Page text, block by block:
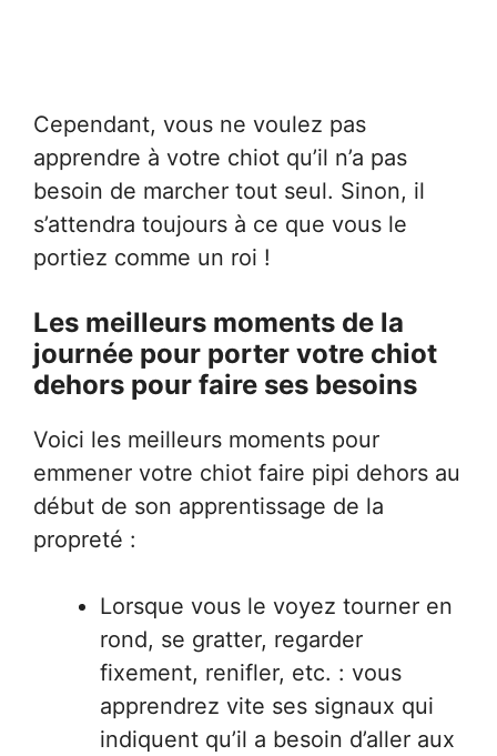
Cependant, vous ne voulez pas
apprendre à votre chiot qu’il n’a pas
besoin de marcher tout seul. Sinon, il
s’attendra toujours à ce que vous le
portiez comme un roi !
Les meilleurs moments de la
journée pour porter votre chiot
dehors pour faire ses besoins
Voici les meilleurs moments pour
emmener votre chiot faire pipi dehors au
début de son apprentissage de la
propreté :
Lorsque vous le voyez tourner en
rond, se gratter, regarder
fixement, renifler, etc. : vous
apprendrez vite ses signaux qui
indiquent qu’il a besoin d’aller aux